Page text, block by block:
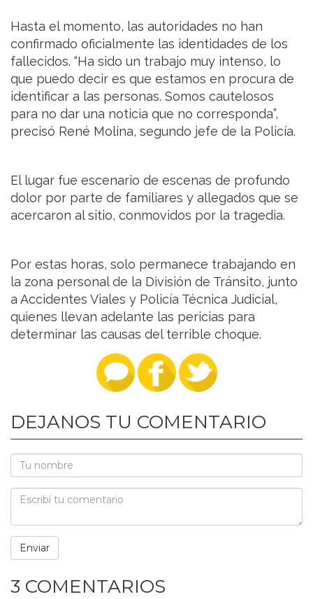
Hasta el momento, las autoridades no han
confirmado oficialmente las identidades de los
fallecidos. “Ha sido un trabajo muy intenso, lo
que puedo decir es que estamos en procura de
identificar a las personas. Somos cautelosos
para no dar una noticia que no corresponda”,
precisó René Molina, segundo jefe de la Policía.
El lugar fue escenario de escenas de profundo
dolor por parte de familiares y allegados que se
acercaron al sitio, conmovidos por la tragedia.
Por estas horas, solo permanece trabajando en
la zona personal de la División de Tránsito, junto
a Accidentes Viales y Policía Técnica Judicial,
quienes llevan adelante las pericias para
determinar las causas del terrible choque.
DEJANOS TU COMENTARIO
3 COMENTARIOS